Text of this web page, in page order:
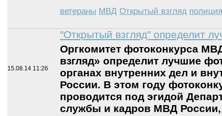
ветераны МВД Открытый взгляд полиция
15.08.14 11:26
"Открытый взгляд" определит
Оргкомитет фотоконкурса
взгляд» определит лучшие
органах внутренних дел и
России. В этом году
проводится под эгидой
службы и кадров МВД России,